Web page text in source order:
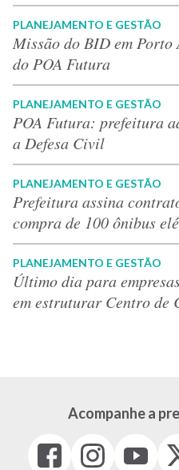
PLANEJAMENTO E GESTÃO
Missão do BID em
do POA Futura
PLANEJAMENTO E GESTÃO
POA Futura: prefeitura
a Defesa Civil
PLANEJAMENTO E GESTÃO
Prefeitura assina
compra de 100 ônibus
PLANEJAMENTO E GESTÃO
Último dia para
em estruturar Centro de
Acompanhe a
Facebook
(link
Instagram
(link
(link